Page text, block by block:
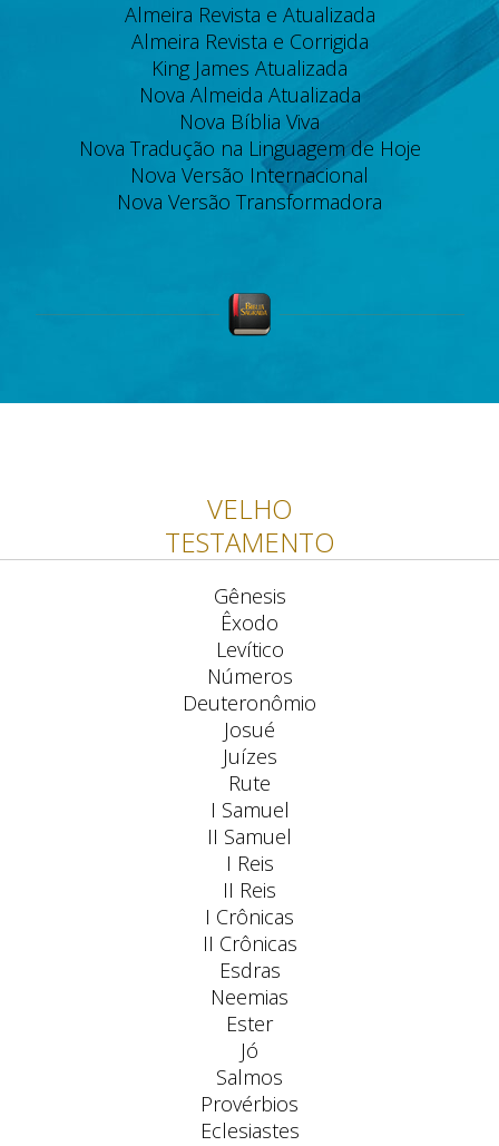
Almeira Revista e Atualizada
Almeira Revista e Corrigida
King James Atualizada
Nova Almeida Atualizada
Nova Bíblia Viva
Nova Tradução na Linguagem de Hoje
Nova Versão Internacional
Nova Versão Transformadora
VELHO
TESTAMENTO
Gênesis
Êxodo
Levítico
Números
Deuteronômio
Josué
Juízes
Rute
I Samuel
II Samuel
I Reis
II Reis
I Crônicas
II Crônicas
Esdras
Neemias
Ester
Jó
Salmos
Provérbios
Eclesiastes